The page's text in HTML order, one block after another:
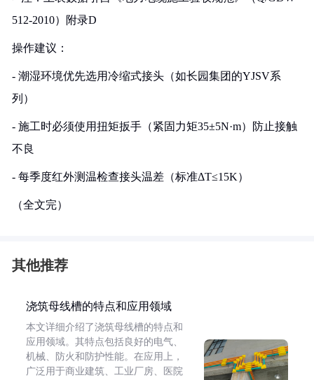
512-2010）附录D
操作建议：
- 潮湿环境优先选用冷缩式接头（如长园集团的YJSV系
列）
- 施工时必须使用扭矩扳手（紧固力矩35±5N·m）防止接触
不良
- 每季度红外测温检查接头温差（标准ΔT≤15K）
（全文完）
其他推荐
浇筑母线槽的特点和应用领域
本文详细介绍了浇筑母线槽的特点和
应用领域。其特点包括良好的电气、
机械、防火和防护性能。在应用上，
广泛用于商业建筑、工业厂房、医院